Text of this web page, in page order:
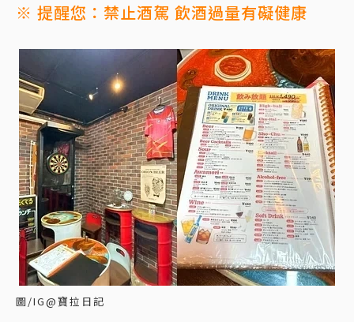
※ 提醒您：禁止酒駕 飲酒過量有礙健康
圖/IG@寶拉日記